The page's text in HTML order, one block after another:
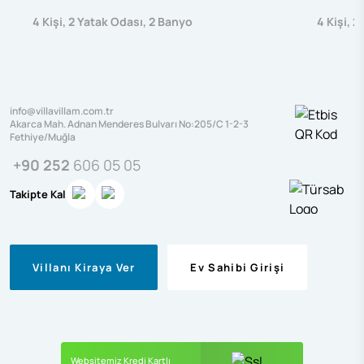
4 Kişi, 2Yatak Odası, 2 Banyo 4 Kişi, 2
info@villavillam.com.tr
Akarca Mah. Adnan Menderes Bulvarı No:205/C 1-2-3
Fethiye/Muğla
+90 252 606 05 05
Takipte Kal
Villanı Kiraya Ver Ev Sahibi Girişi
Websitemiz Kredi Kartlı